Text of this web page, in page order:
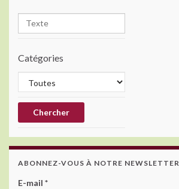
Catégories
ABONNEZ-VOUS À NOTRE NEWSLETTER
E-mail *